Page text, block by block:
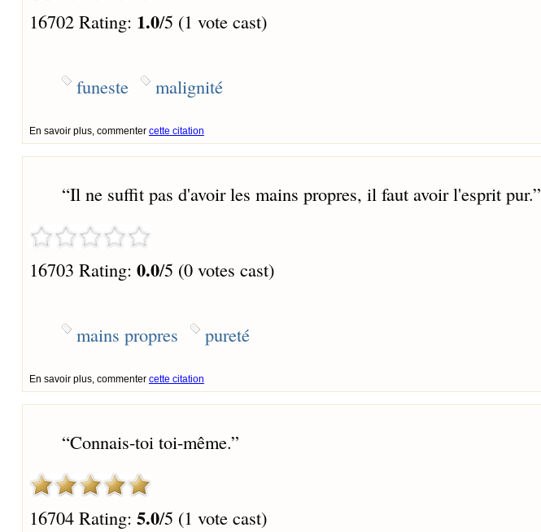
16702 Rating: 1.0/5 (1 vote cast)
funeste malignité
En savoir plus, commenter cette citation
“Il ne suffit pas d'avoir les mains propres, il faut avoir l'esprit pur.”
16703 Rating: 0.0/5 (0 votes cast)
mains propres pureté
En savoir plus, commenter cette citation
“Connais-toi toi-même.”
16704 Rating: 5.0/5 (1 vote cast)